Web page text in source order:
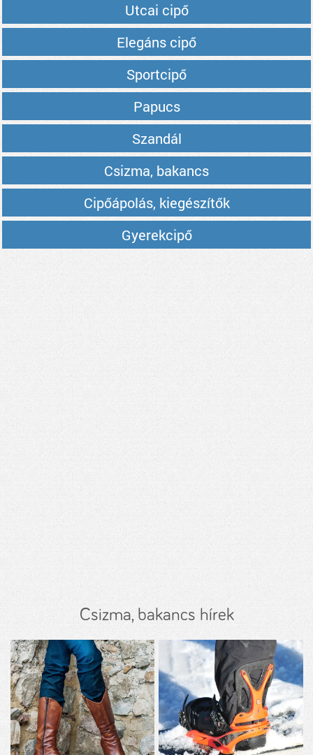
Utcai cipő
Elegáns cipő
Sportcipő
Papucs
Szandál
Csizma, bakancs
Cipőápolás, kiegészítők
Gyerekcipő
Csizma, bakancs hírek